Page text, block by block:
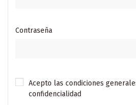
Contraseña
Acepto las condiciones
confidencialidad